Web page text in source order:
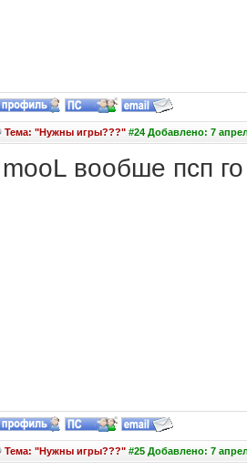
Тема: "Нужны игры???"#24 Добавлено: 7
mooL вообше псп
Тема: "Нужны игры???"#25 Добавлено: 7